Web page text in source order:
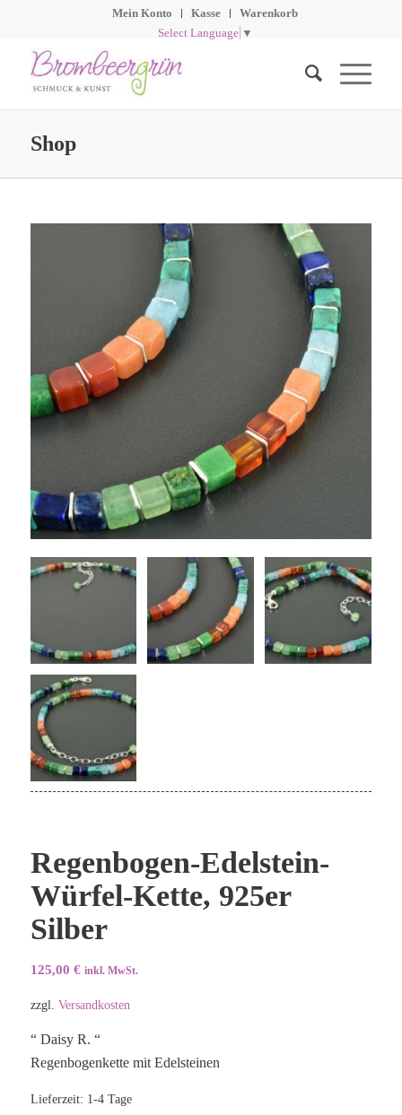
Mein Konto Kasse
Warenkorb
Select Language ▼
Shop
Regenbogen-Edelstein-
Würfel-Kette, 925er
Silber
125,00 € inkl. MwSt.
zzgl. Versandkosten
“ Daisy R. “
Regenbogenkette mit Edelsteinen
Lieferzeit: 1-4 Tage